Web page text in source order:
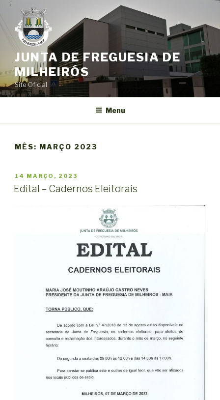
Saltar
o
conteúdo
JUNTA DE FREGUESIA DE
MILHEIRÓS
Site Oficial
Menu
MÊS: MARÇO 2023
PUBLICADO
EM
14 MARÇO, 2023
Edital – Cadernos Eleitorais